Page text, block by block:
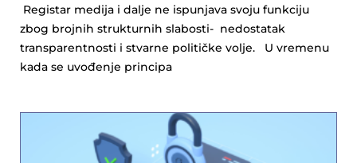
Registar medija i dalje ne ispunjava svoju funkciju
zbog brojnih strukturnih slabosti- nedostatak
transparentnosti i stvarne političke volje. U vremenu
kada se uvođenje principa